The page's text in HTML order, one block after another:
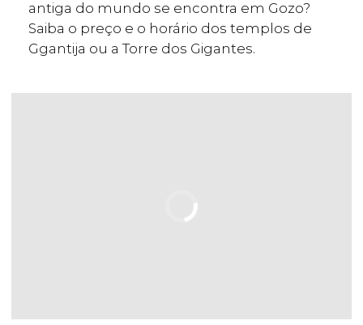
antiga do mundo se encontra em Gozo?
Saiba o preço e o horário dos templos de
Ggantija ou a Torre dos Gigantes.